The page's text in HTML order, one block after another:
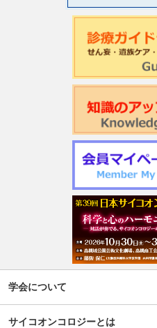
学会について
サイコオンコロジーとは